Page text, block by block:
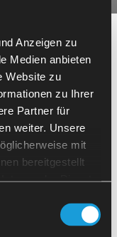
Anzeigen zu
Medien anbieten
Website zu
zu Ihrer
Partner für
weiter. Unsere
mit
bereitgestellt
der Dienste
вартості
деталей —
займає багато
становить менше